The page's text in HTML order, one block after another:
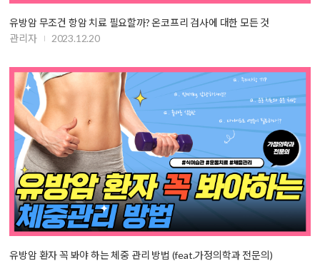
유방암 무조건 항암 치료 필요할까? 온코프리 검사에 대한 모든 것
관리자
2023.12.20
유방암 환자 꼭 봐야 하는 체중 관리 방법 (feat.가정의학과 전문의)